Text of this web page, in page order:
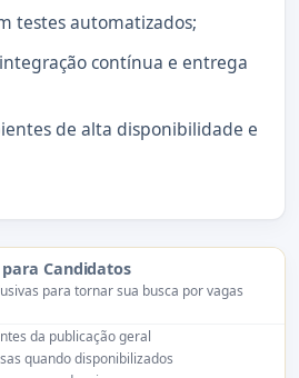
testes automatizados;
contínua e entrega
de alta disponibilidade e
Candidatos
para tornar sua busca por vagas
da publicação geral
quando disponibilizados